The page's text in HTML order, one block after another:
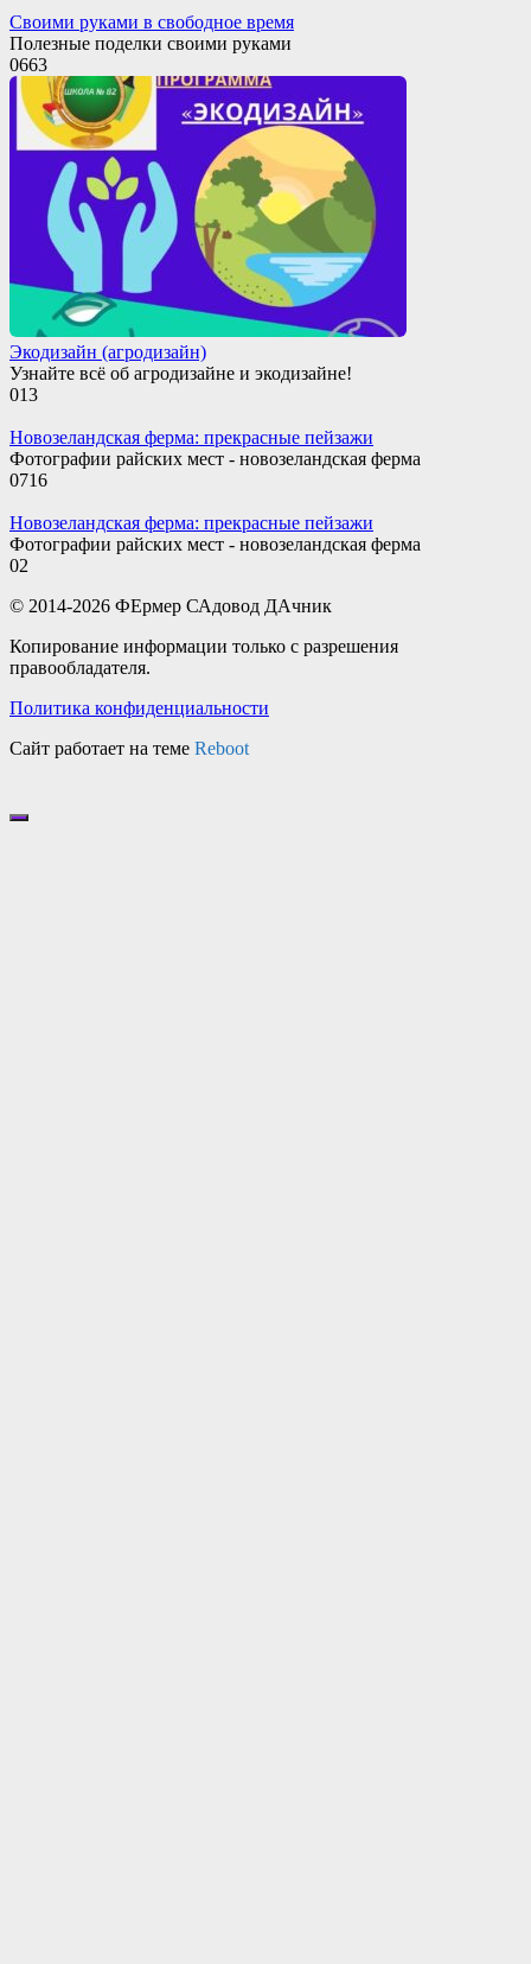
Своими руками в свободное время
Полезные поделки своими руками
0663
Экодизайн (агродизайн)
Узнайте всё об агродизайне и экодизайне!
013
Новозеландская ферма: прекрасные пейзажи
Фотографии райских мест - новозеландская ферма
0716
Новозеландская ферма: прекрасные пейзажи
Фотографии райских мест - новозеландская ферма
02
© 2014-2026 ФЕрмер САдовод ДАчник
Копирование информации только с разрешения
правообладателя.
Политика конфиденциальности
Сайт работает на теме Reboot